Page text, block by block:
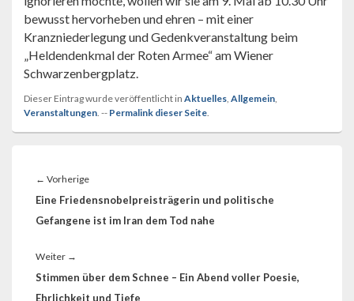
bewusst hervorheben und ehren – mit einer
Kranzniederlegung und Gedenkveranstaltung beim
„Heldendenkmal der Roten Armee“ am Wiener
Schwarzenbergplatz.
Dieser Eintrag wurde veröffentlicht in Aktuelles Allgemein
Veranstaltungen . -- Permalink dieser Seite
← VorherigeVorheriger
Beitrag:
Eine Friedensnobelpreisträgerin und politische
Gefangene ist im Iran dem Tod nahe
Weiter →
Beitrag:
Stimmen über dem Schnee – Ein Abend voller Poesie,
Ehrlichkeit und Tiefe